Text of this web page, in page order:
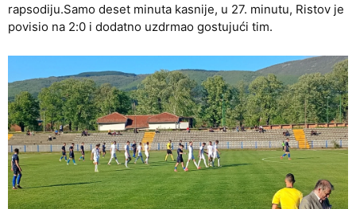
rapsodiju.Samo deset minuta kasnije, u 27. minutu, Ristov je
povisio na 2:0 i dodatno uzdrmao gostujući tim.